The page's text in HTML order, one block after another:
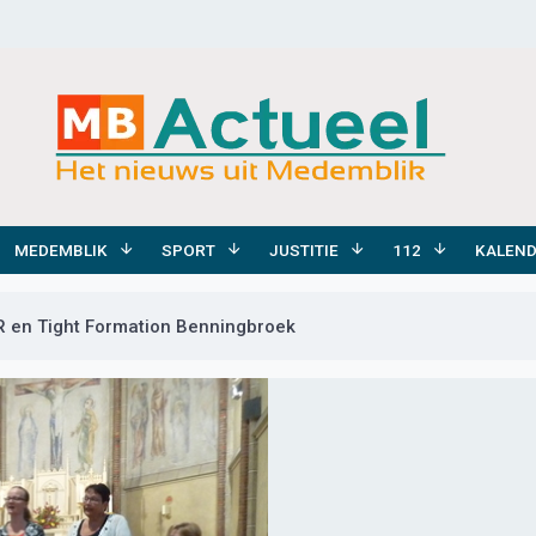
MEDEMBLIK SPORT JUSTITIE 112
en Tight Formation Benningbroek